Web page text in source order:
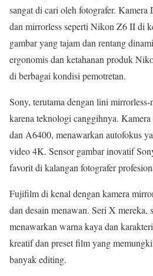
sangat di cari oleh fotografer.
dan mirrorless seperti Nikon Z6 II di
gambar yang tajam dan rentang
ergonomis dan ketahanan produk
di berbagai kondisi pemotretan.
Sony, terutama dengan lini
karena teknologi canggihnya.
dan A6400, menawarkan autofokus
video 4K. Sensor gambar inovatif
favorit di kalangan fotografer
Fujifilm di kenal dengan kamera
dan desain menawan. Seri X
menawarkan warna kaya dan
kreatif dan preset film yang
banyak editing.